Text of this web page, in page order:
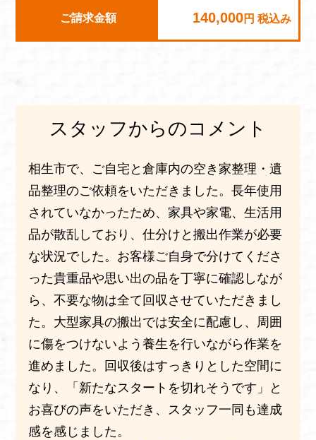
ご請求金額 140,000円 税込み
スタッフからのコメント
相生市で、ご自宅と倉庫内の空き家整理・遺
品整理のご依頼をいただきました。長年使用
されていなかったため、家具や家電、生活用
品が散乱しており、仕分けと搬出作業が必要
な状況でした。お客様ご自身で分けてくださ
った貴重品や思い出の品を丁寧に確認しなが
ら、不要な物は全て回収させていただきまし
た。大型家具の搬出では安全に配慮し、周囲
に傷をつけないよう養生を行いながら作業を
進めました。回収後はすっきりとした空間に
なり、「新たなスタートを切れそうです」と
お喜びの声をいただき、スタッフ一同も達成
感を感じました。